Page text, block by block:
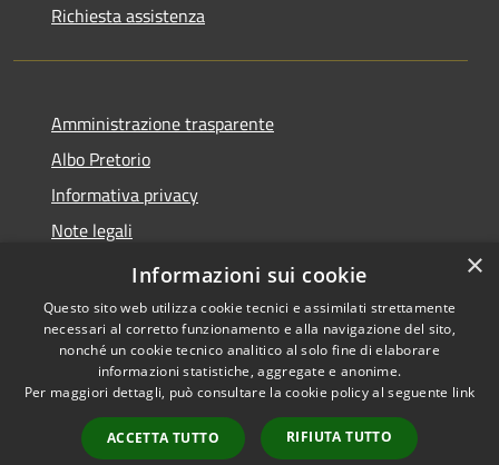
Richiesta assistenza
Amministrazione trasparente
Albo Pretorio
Informativa privacy
Note legali
Dichiarazione di accessibilità
Accessibilità
Copyright © 2026 • Città di
Andria • Powered by
Municipium•
Accesso
redazione
×
Informazioni sui cookie
Questo sito web utilizza cookie tecnici e assimilati strettamente
necessari al corretto funzionamento e alla navigazione del sito,
nonché un cookie tecnico analitico al solo fine di elaborare
informazioni statistiche, aggregate e anonime.
Per maggiori dettagli, può consultare la cookie policy al seguente link
ACCETTA TUTTO RIFIUTA TUTTO